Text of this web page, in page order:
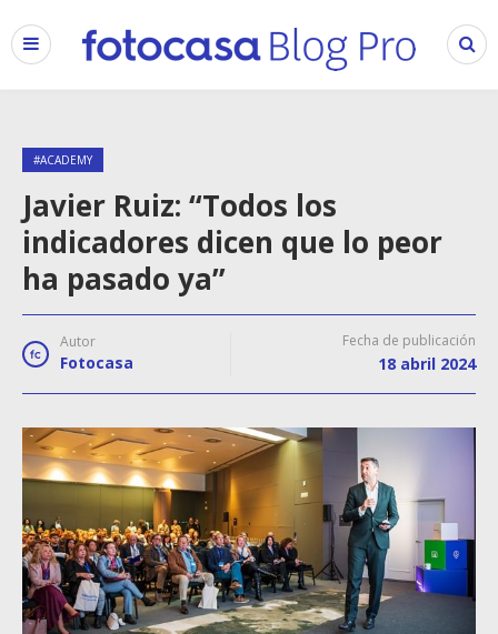
#ACADEMY
Javier Ruiz: “Todos los
indicadores dicen que lo peor
ha pasado ya”
Autor
Fotocasa
Fecha de publicación
18 abril 2024